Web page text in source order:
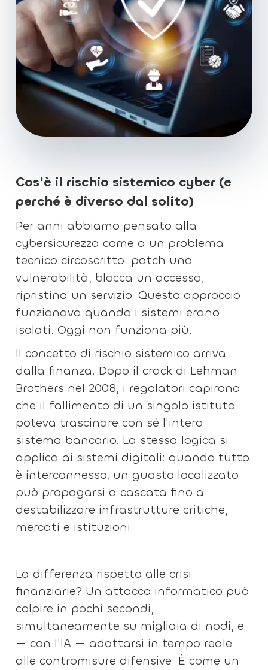
Cos'è il rischio sistemico cyber (e
perché è diverso dal solito)
Per anni abbiamo pensato alla
cybersicurezza come a un problema
tecnico circoscritto: patch una
vulnerabilità, blocca un accesso,
ripristina un servizio. Questo approccio
funzionava quando i sistemi erano
isolati. Oggi non funziona più.
Il concetto di rischio sistemico arriva
dalla finanza. Dopo il crack di Lehman
Brothers nel 2008, i regolatori capirono
che il fallimento di un singolo istituto
poteva trascinare con sé l'intero
sistema bancario. La stessa logica si
applica ai sistemi digitali: quando tutto
è interconnesso, un guasto localizzato
può propagarsi a cascata fino a
destabilizzare infrastrutture critiche,
mercati e istituzioni.
La differenza rispetto alle crisi
finanziarie? Un attacco informatico può
colpire in pochi secondi,
simultaneamente su migliaia di nodi, e
— con l'IA — adattarsi in tempo reale
alle contromisure difensive. È come un